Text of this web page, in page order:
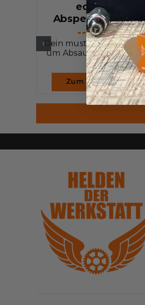
edaltec
Absperrschieber
Dein must-have wenn es
um Absaugungen geht
Zum Werkzeug